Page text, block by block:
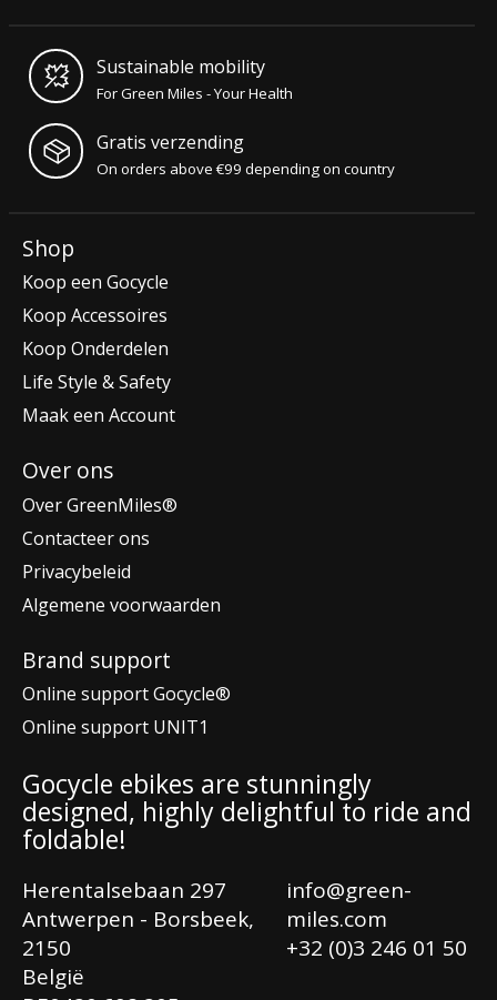
Sustainable mobility
For Green Miles - Your Health
Gratis verzending
On orders above €99 depending on country
Shop
Koop een Gocycle
Koop Accessoires
Koop Onderdelen
Life Style & Safety
Maak een Account
Over ons
Over GreenMiles®
Contacteer ons
Privacybeleid
Algemene voorwaarden
Brand support
Online support Gocycle®
Online support UNIT1
Gocycle ebikes are stunningly
designed, highly delightful to ride and
foldable!
Herentalsebaan 297
Antwerpen - Borsbeek,
2150
België
info@green-
miles.com
+32 (0)3 246 01 50